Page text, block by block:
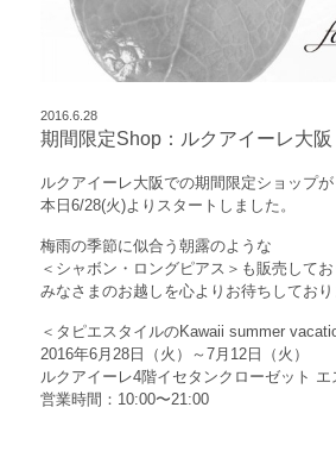
2016.6.28
期間限定Shop：ルクアイーレ大阪
ルクアイーレ大阪での期間限定ショップが
本日6/28(火)よりスタートしました。
梅雨の季節に似合う朝露のような
＜シャボン・ロングピアス＞も販売してお
みなさまのお越しを心よりお待ちしており
＜タピエスタイルのKawaii summer
2016年6月28日（火）～7月12日（火）
ルクアイーレ4階イセタンクローゼット
営業時間：10:00〜21:00